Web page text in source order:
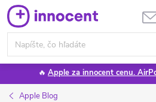
Prejsť
na
obsah
🔥 Apple za innocent cenu.
Apple Blog